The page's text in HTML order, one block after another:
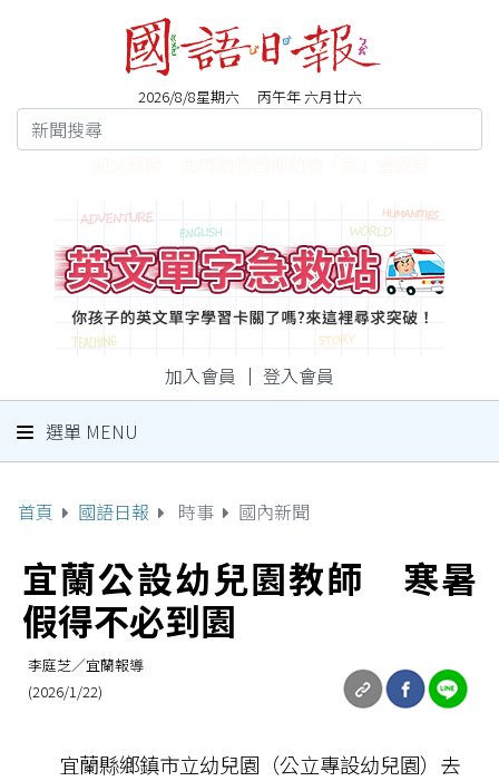
2026/8/8星期六 丙午年 六月廿六
加入會員 ｜ 登入會員
選單 MENU
首頁 國語日報 時事 國內新聞
宜蘭公設幼兒園教師 寒暑
假得不必到園
李庭芝／宜蘭報導
(2026/1/22)
宜蘭縣鄉鎮市立幼兒園（公立專設幼兒園）去